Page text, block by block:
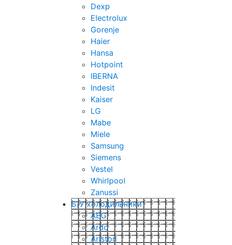
Dexp
Electrolux
Gorenje
Haier
Hansa
Hotpoint
IBERNA
Indesit
Kaiser
LG
Mabe
Miele
Samsung
Siemens
Vestel
Whirlpool
Zanussi
Б/У холодильники
AEG
Ardo
Ariston